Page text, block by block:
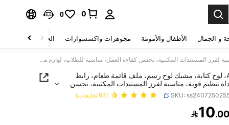
0
0
و الجمال الأطفال والأمومة مجوهرات واكسسوارات الحقائب والأمتعة
ملف A4، لوح كتابة، مشبك لوح رسم، ملف قائمة طعام، رابط صلب، أداة تنظيم قوية، مناسبة لفرز المستندات المكتبية، تحسن كفاءة العمل، مناسبة للطلاب، لوازم مكتبية، لوازم مدرسية، موسم العودة إلى المدرسة
ملف A4، لوح كتابة، مشبك لوح رسم، ملف قائمة طعام، رابط
تنظيم قوية، مناسبة لفرز المستندات المكتبية، تحسن
مناسبة للطلاب، لوازم مكتبية، لوازم مدرسية، موسم
المدرسة
SKU: (83 تعليقات)
PRICE AND 10.00